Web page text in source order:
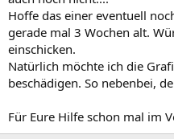
Hoffe das einer eventuell
gerade mal 3 Wochen alt.
einschicken.
Natürlich möchte ich die
beschädigen. So nebenbei,
Für Eure Hilfe schon mal im